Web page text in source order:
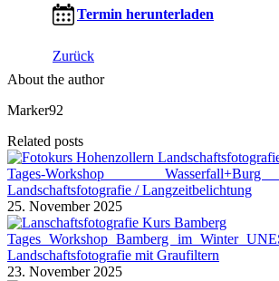
Termin herunterladen
Zurück
About the author
Marker92
Related posts
Tages-Workshop
Landschaftsfotografie / Langzeitbelichtung
25. November 2025
Tages Workshop Bamberg im Winter
Landschaftsfotografie mit Graufiltern
23. November 2025